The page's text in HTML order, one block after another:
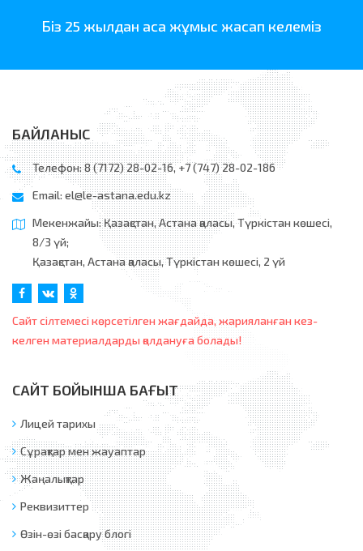
Біз 25 жылдан аса жұмыс жасап келеміз
БАЙЛАНЫС
Телефон: 8 (7172) 28-02-16, +7 (747) 28-02-186
Email: el@le-astana.edu.kz
Мекенжайы: Қазақстан, Астана қаласы, Түркістан көшесі,
8/3 үй;
Қазақстан, Астана қаласы, Түркістан көшесі, 2 үй
Сайт сілтемесі көрсетілген жағдайда, жарияланған кез-
келген материалдарды қолдануға болады!
САЙТ БОЙЫНША БАҒЫТ
Лицей тарихы
Сұрақтар мен жауаптар
Жаңалықтар
Реквизиттер
Өзін-өзі басқару блогі